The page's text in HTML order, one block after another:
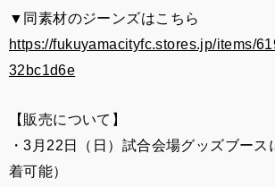
▼同素材のジーンズはこちら
https://fukuyamacityfc.stores.jp/items/
32bc1d6e
【販売について】
・3月22日（日）試合会場グッズブー
着可能）